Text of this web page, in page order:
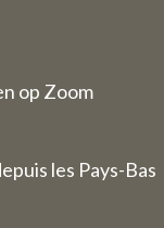
op Zoom
les Pays-Bas
des